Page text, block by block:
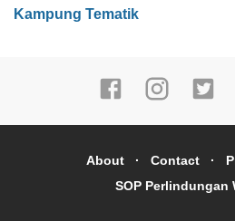
Kampung Tematik
About Contact
SOP Perlindungan